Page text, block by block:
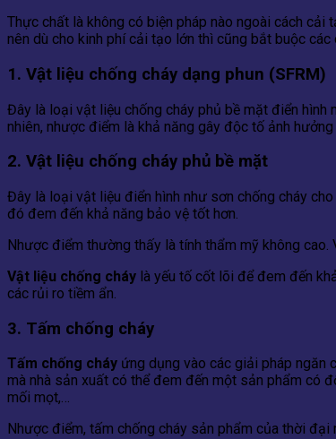
Thực chất là không có biện pháp nào ngoài cách
nên dù cho kinh phí cải tạo lớn thì cũng bắt buộc các
1. Vật liệu chống cháy dạng phun (SFRM)
Đây là loại vật liệu chống cháy phủ bề mặt điển hình
nhiên, nhược điểm là khả năng gây độc tố ảnh
2. Vật liệu chống cháy phủ bề mặt
Đây là loại vật liệu điển hình như sơn chống cháy
đó đem đến khả năng bảo vệ tốt hơn.
Nhược điểm thường thấy là tính thẩm mỹ không
Vật liệu chống cháy là yếu tố cốt lõi để đem đến
các rủi ro tiềm ẩn.
3. Tấm chống cháy
Tấm chống cháy ứng dụng vào các giải pháp ngăn
mà nhà sản xuất có thể đem đến một sản phẩm có
mối mọt,…
Nhược điểm, tấm chống cháy sản phẩm của thời